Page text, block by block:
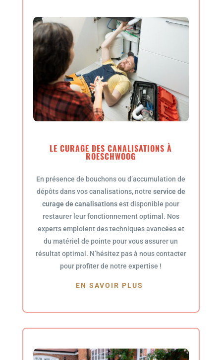
LE CURAGE DES CANALISATIONS À
ROESCHWOOG
En présence de bouchons ou d’accumulation de
dépôts dans vos canalisations, notre service de
curage de canalisationsest disponible pour
restaurer leur fonctionnement optimal. Nos
experts emploient des techniques avancées et
du matériel de pointe pour vous assurer un
résultat optimal. N’hésitez pas à nous contacter
pour profiter de notre expertise !
EN SAVOIR PLUS